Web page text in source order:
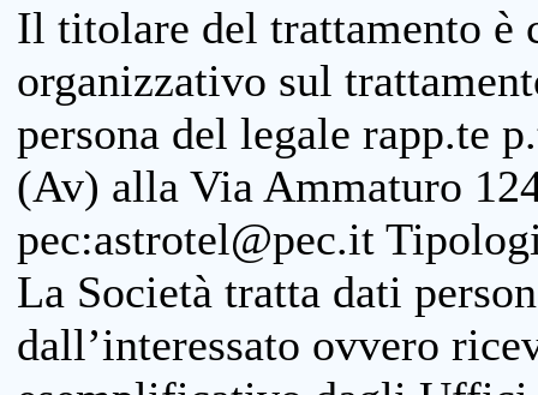
Il titolare del trattamento è
organizzativo sul
persona del legale rapp.te
(Av) alla Via Ammaturo
pec:astrotel@pec.it
La Società tratta dati
dall’interessato ovvero